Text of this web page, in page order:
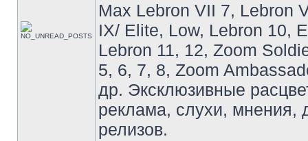
Max Lebron VII 7, Lebron
IX/ Elite, Low, Lebron 10,
Lebron 11, 12, Zoom
5, 6, 7, 8, Zoom
др. Эксклюзивные
реклама, слухи, мнения,
релизов.